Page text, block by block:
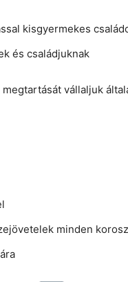
kisgyermekes
és családjuknak
vállaljuk
minden